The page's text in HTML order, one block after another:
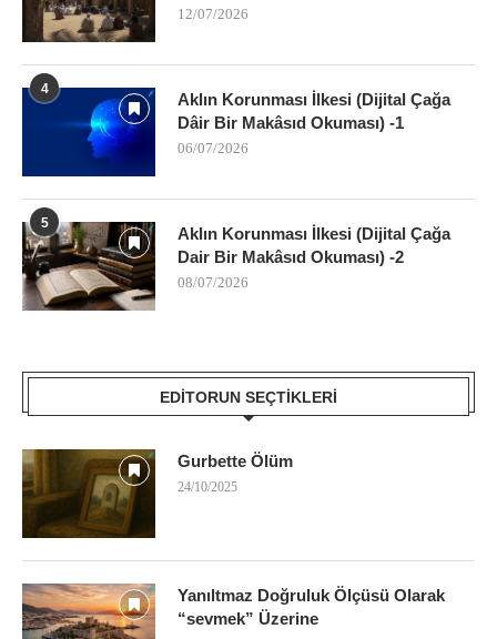
12/07/2026
4
Aklın Korunması İlkesi (Dijital Çağa
Dâir Bir Makâsıd Okuması) -1
06/07/2026
5
Aklın Korunması İlkesi (Dijital Çağa
Dair Bir Makâsıd Okuması) -2
08/07/2026
EDITORUN SEÇTIKLERI
Gurbette Ölüm
24/10/2025
Yanıltmaz Doğruluk Ölçüsü Olarak
“sevmek” Üzerine